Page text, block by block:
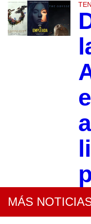
MÁS